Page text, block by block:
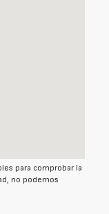
para comprobar la
no podemos